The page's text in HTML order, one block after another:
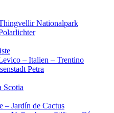
Nationalpark
– Italien – Trentino
Petra
Scotia
– Jardín de Cactus